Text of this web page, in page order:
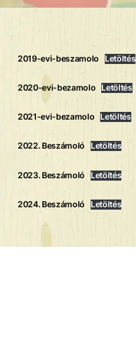
2019-evi-beszamolo Letöltés
2020-evi-bezamolo Letöltés
2021-evi-bezamolo Letöltés
2022. Beszámoló Letöltés
2023. Beszámoló Letöltés
2024. Beszámoló Letöltés